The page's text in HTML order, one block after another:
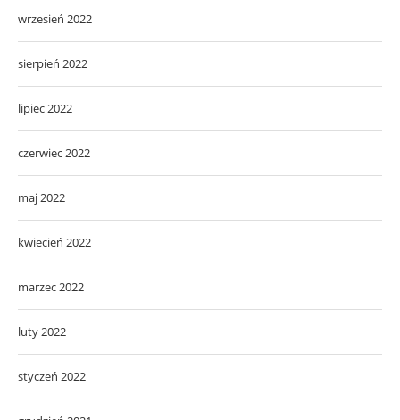
wrzesień 2022
sierpień 2022
lipiec 2022
czerwiec 2022
maj 2022
kwiecień 2022
marzec 2022
luty 2022
styczeń 2022